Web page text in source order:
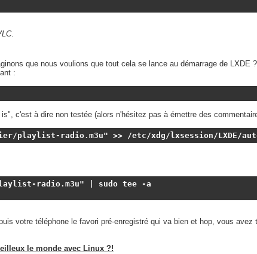
.
que nous voulions que tout cela se lance au démarrage de LXDE
:
c'est à dire non testée (alors n'hésitez pas à émettre des
playlist-radio.m3u" >> /etc/xdg/lxsession/LXDE/
radio.m3u" | sudo tee -a
votre téléphone le favori pré-enregistré qui va bien et hop, vous avez
le monde avec Linux ?!